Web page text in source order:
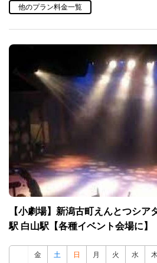
他のプラン料金一覧
【小劇場】新潟古町えんとつシア
駅 白山駅【各種イベント会場に】
金
土
日
月
火
水